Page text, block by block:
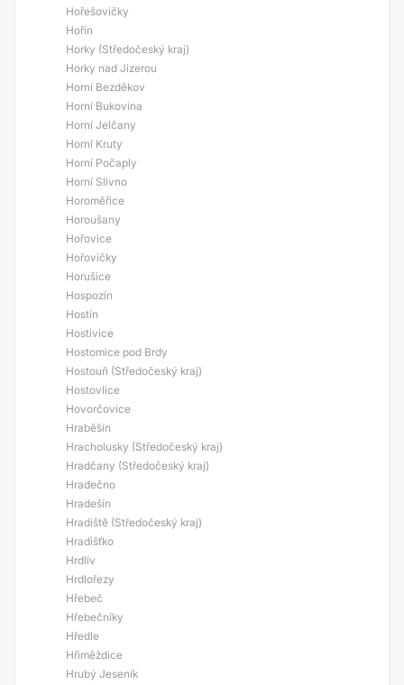
Hořešovičky
Hořín
Horky (Středočeský kraj)
Horky nad Jizerou
Horní Bezděkov
Horní Bukovina
Horní Jelčany
Horní Kruty
Horní Počaply
Horní Slivno
Horoměřice
Horoušany
Hořovice
Hořovičky
Horušice
Hospozín
Hostín
Hostivice
Hostomice pod Brdy
Hostouň (Středočeský kraj)
Hostovlice
Hovorčovice
Hraběšín
Hracholusky (Středočeský kraj)
Hradčany (Středočeský kraj)
Hradečno
Hradešín
Hradiště (Středočeský kraj)
Hradišťko
Hrdlív
Hrdlořezy
Hřebeč
Hřebečníky
Hředle
Hřiměždice
Hrubý Jeseník